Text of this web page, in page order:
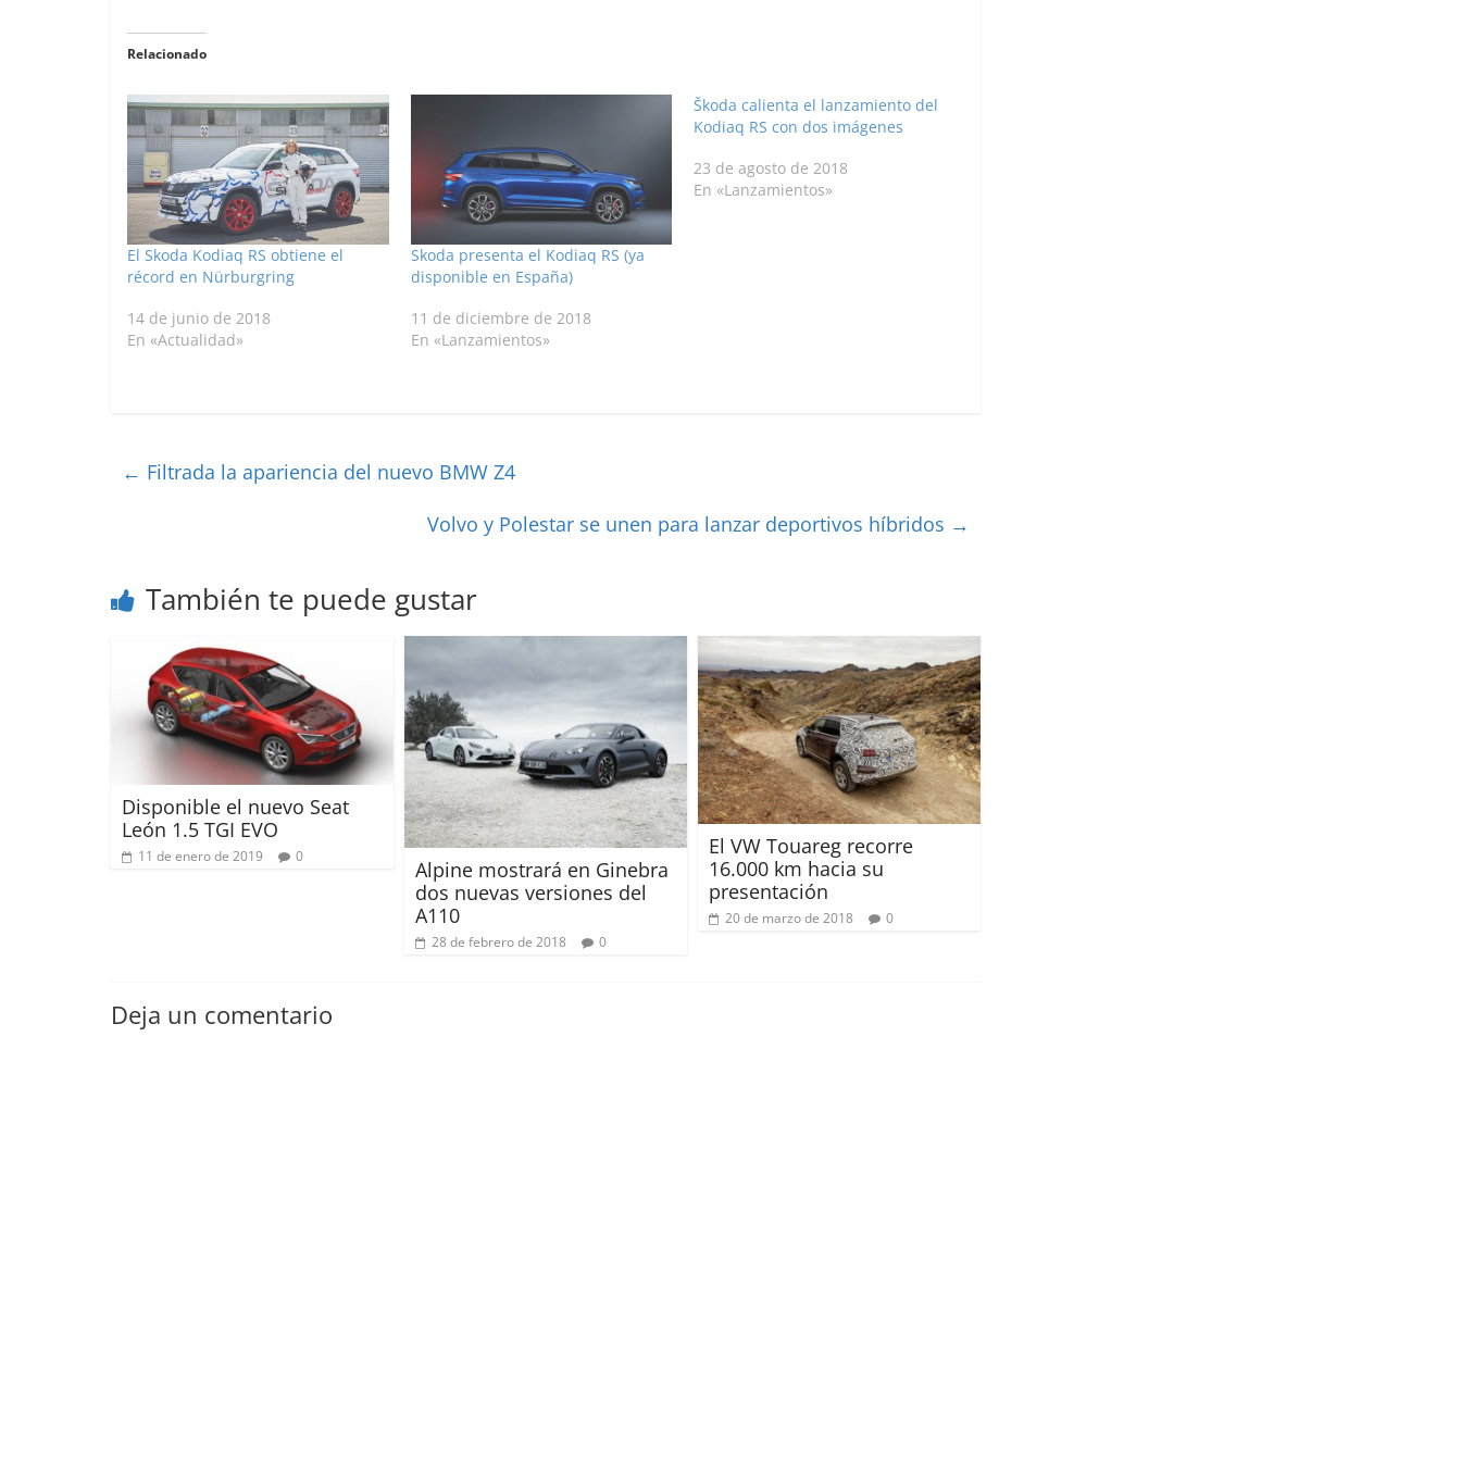
Relacionado
El Skoda Kodiaq RS obtiene el
récord en Nürburgring
14 de junio de 2018
En «Actualidad»
Skoda presenta el Kodiaq RS (ya
disponible en España)
11 de diciembre de 2018
En «Lanzamientos»
Škoda calienta el lanzamiento del
Kodiaq RS con dos imágenes
23 de agosto de 2018
En «Lanzamientos»
← Filtrada la apariencia del nuevo BMW Z4
Volvo y Polestar se unen para lanzar deportivos híbridos →
También te puede gustar
Disponible el nuevo Seat
León 1.5 TGI EVO
11 de enero de 2019 0
Alpine mostrará en Ginebra
dos nuevas versiones del
A110
28 de febrero de 2018 0
El VW Touareg recorre
16.000 km hacia su
presentación
20 de marzo de 2018 0
Deja un comentario